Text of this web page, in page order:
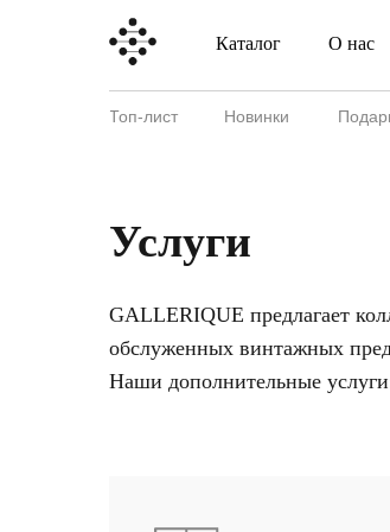
Каталог О нас
Каталог О
Новинки
Топ-лист
Услуги
GALLERIQUE предлагает
обслуженных винтажных
Наши дополнительные